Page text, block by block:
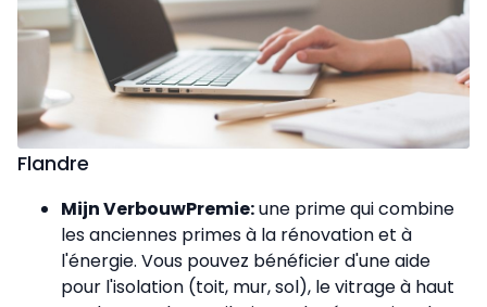
Flandre
Mijn VerbouwPremie:une prime qui combine
les anciennes primes à la rénovation et à
l'énergie. Vous pouvez bénéficier d'une aide
pour l'isolation (toit, mur, sol), le vitrage à haut